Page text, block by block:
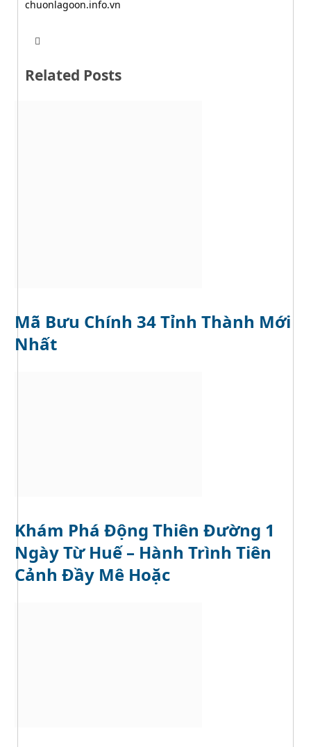
chuonlagoon.info.vn
t
Related Posts
Mã Bưu Chính 34 Tỉnh Thành Mới
Nhất
Khám Phá Động Thiên Đường 1
Ngày Từ Huế – Hành Trình Tiên
Cảnh Đầy Mê Hoặc